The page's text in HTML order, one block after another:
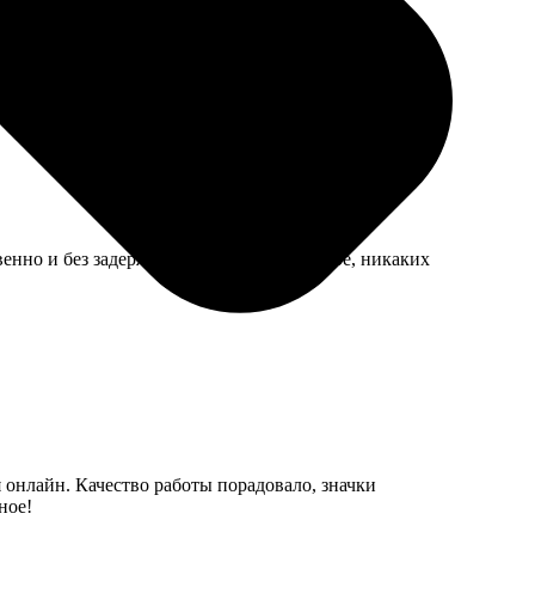
сайт, все легко выбирается. Рекомендую!
и без задержек. Оформление простое, никаких
Качество работы порадовало, значки